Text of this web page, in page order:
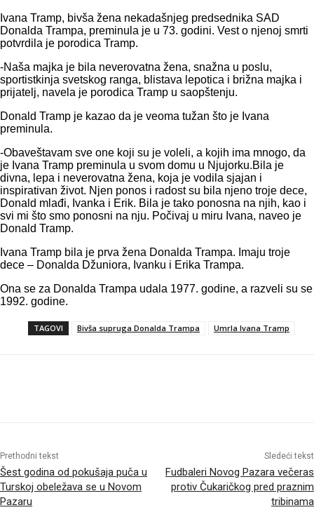
Ivana Tramp, bivša žena nekadašnjeg predsednika SAD
Donalda Trampa, preminula je u 73. godini. Vest o njenoj smrti
potvrdila je porodica Tramp.
-Naša majka je bila neverovatna žena, snažna u poslu,
sportistkinja svetskog ranga, blistava lepotica i brižna majka i
prijatelj, navela je porodica Tramp u saopštenju.
Donald Tramp je kazao da je veoma tužan što je Ivana
preminula.
-Obaveštavam sve one koji su je voleli, a kojih ima mnogo, da
je Ivana Tramp preminula u svom domu u Njujorku.Bila je
divna, lepa i neverovatna žena, koja je vodila sjajan i
inspirativan život. Njen ponos i radost su bila njeno troje dece,
Donald mlađi, Ivanka i Erik. Bila je tako ponosna na njih, kao i
svi mi što smo ponosni na nju. Počivaj u miru Ivana, naveo je
Donald Tramp.
Ivana Tramp bila je prva žena Donalda Trampa. Imaju troje
dece – Donalda Džuniora, Ivanku i Erika Trampa.
Ona se za Donalda Trampa udala 1977. godine, a razveli su se
1992. godine.
TAGOVI Bivša supruga Donalda Trampa Umrla Ivana Tramp
Prethodni tekst
Šest godina od pokušaja puča u
Turskoj obeležava se u Novom
Pazaru
Sledeći tekst
Fudbaleri Novog Pazara večeras
protiv Čukaričkog pred praznim
tribinama